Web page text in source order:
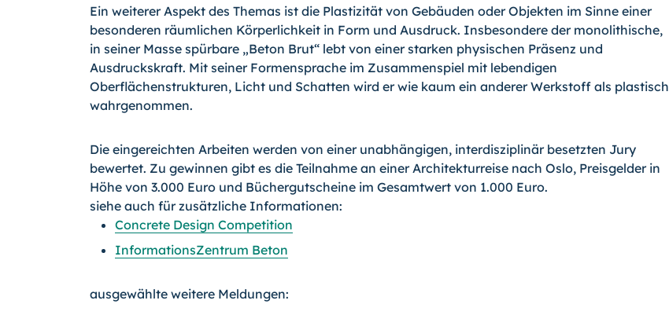
Ein weiterer Aspekt des Themas ist die Plastizität von Gebäuden oder Objekten im Sinne einer
besonderen räumlichen Körperlichkeit in Form und Ausdruck. Insbesondere der monolithische,
in seiner Masse spürbare „Beton Brut“ lebt von einer starken physischen Präsenz und
Ausdruckskraft. Mit seiner Formensprache im Zusammenspiel mit lebendigen
Oberflächenstrukturen, Licht und Schatten wird er wie kaum ein anderer Werkstoff als plastisch
wahrgenommen.
Die eingereichten Arbeiten werden von einer unabhängigen, interdisziplinär besetzten Jury
bewertet. Zu gewinnen gibt es die Teilnahme an einer Architekturreise nach Oslo, Preisgelder in
Höhe von 3.000 Euro und Büchergutscheine im Gesamtwert von 1.000 Euro.
siehe auch für zusätzliche Informationen:
Concrete Design Competition
InformationsZentrum Beton
ausgewählte weitere Meldungen: